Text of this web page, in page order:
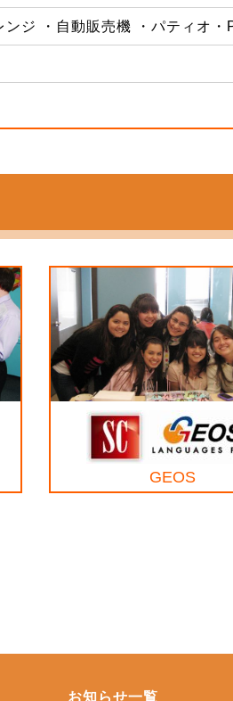
ンジ ・自動販売機 ・パティオ
GEOS
お知らせ一覧